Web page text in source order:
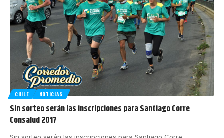
CHILE NOTICIAS
Sin sorteo serán las inscripciones para Santiago Corre
Consalud 2017